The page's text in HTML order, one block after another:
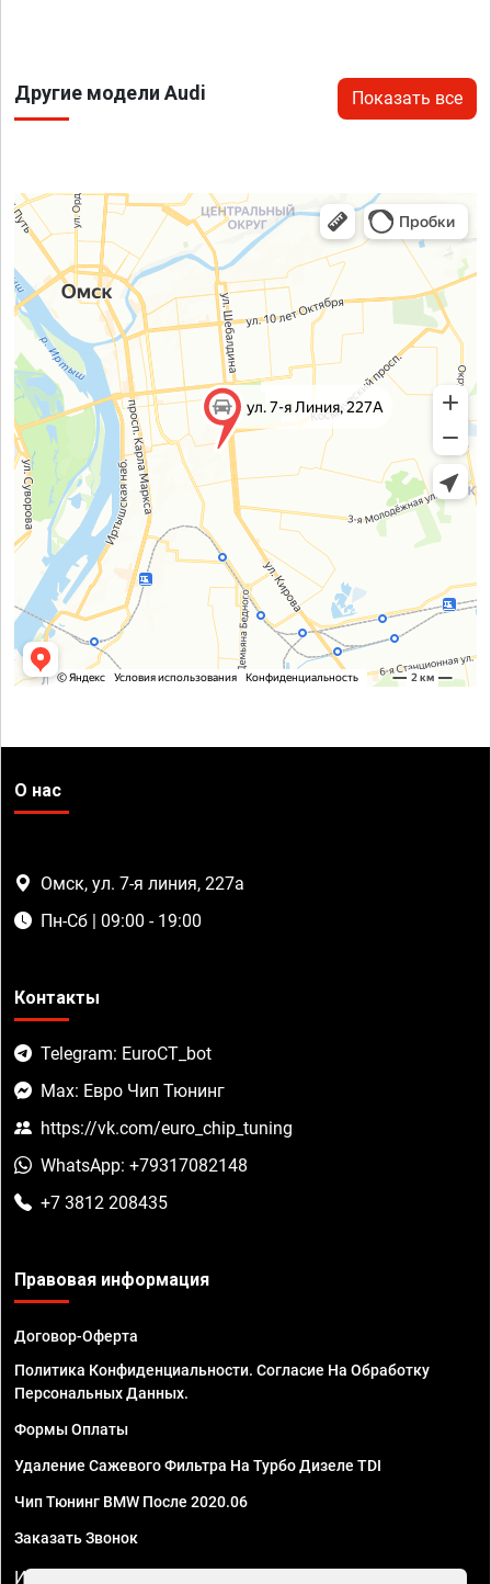
Другие модели Audi Показать все
О нас
Омск, ул. 7-я линия, 227а
Пн-Сб | 09:00 - 19:00
Контакты
Telegram: EuroCT_bot
Max: Евро Чип Тюнинг
https://vk.com/euro_chip_tuning
WhatsApp: +79317082148
+7 3812 208435
Правовая информация
Договор-Оферта
Политика Конфиденциальности. Согласие На Обработку
Персональных Данных.
Формы Оплаты
Удаление Сажевого Фильтра На Турбо Дизеле TDI
Чип Тюнинг BMW После 2020.06
Заказать Звонок
ИП Смирнов Георгий Павлович. ИНН 781302555843,